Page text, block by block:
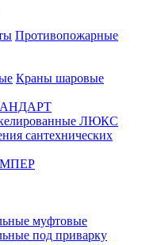
Противопожарные
Краны шаровые
ЛЮКС
сантехнических
муфтовые
под приварку